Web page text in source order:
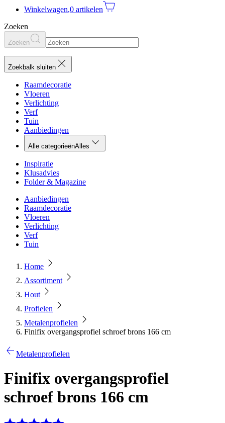
Winkelwagen,0 artikelen
Zoeken
Zoeken
Zoekbalk sluiten
Raamdecoratie
Vloeren
Verlichting
Verf
Tuin
Aanbiedingen
Alle categorieënAlles
Inspiratie
Klusadvies
Folder & Magazine
Aanbiedingen
Raamdecoratie
Vloeren
Verlichting
Verf
Tuin
Home
Assortiment
Hout
Profielen
Metalenprofielen
Finifix overgangsprofiel schroef brons 166 cm
Metalenprofielen
Finifix overgangsprofiel
schroef brons 166 cm